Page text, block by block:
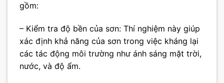
gồm:
– Kiểm tra độ bền của sơn: Thí nghiệm này giúp
xác định khả năng của sơn trong việc kháng lại
các tác động môi trường như ánh sáng mặt trời,
nước, và độ ẩm.